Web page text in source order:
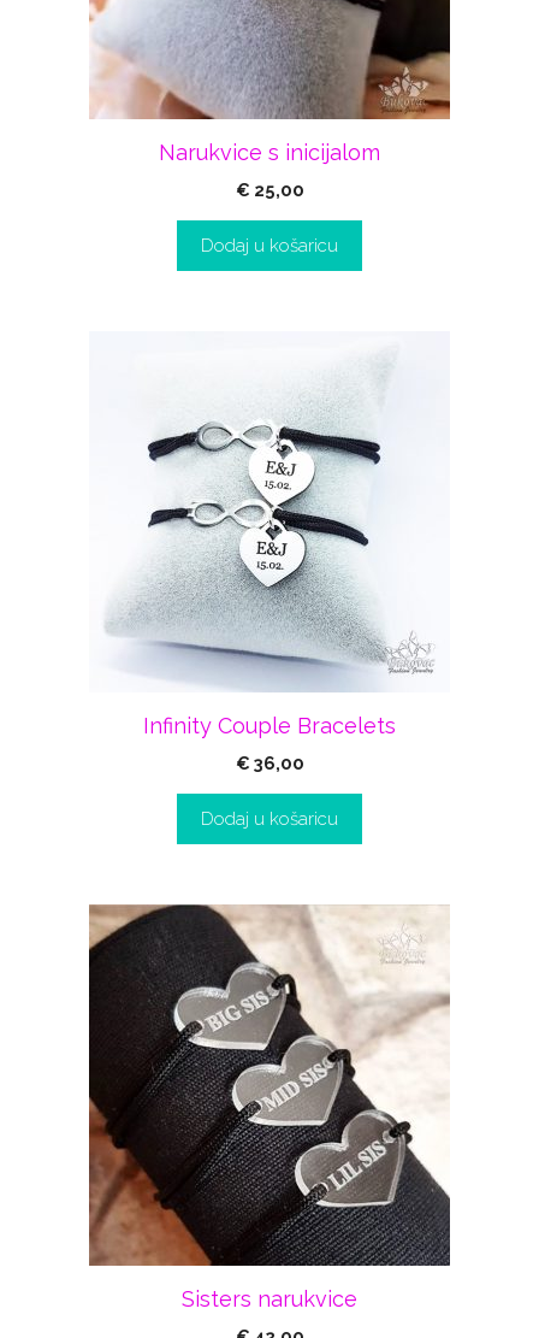
Narukvice s inicijalom
€ 25,00
Dodaj u košaricu
Infinity Couple Bracelets
€ 36,00
Dodaj u košaricu
Sisters narukvice